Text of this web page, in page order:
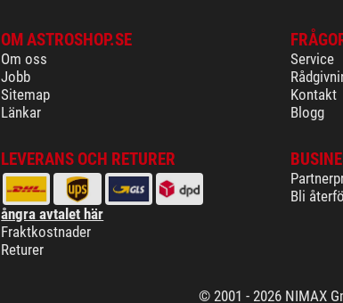
OM ASTROSHOP.SE
Om oss
Jobb
Sitemap
Länkar
Service
Kontakt
Blogg
LEVERANS OCH RETURER
ångra avtalet här
Fraktkostnader
Returer
Bli
© 2001 - 2026 NIMAX